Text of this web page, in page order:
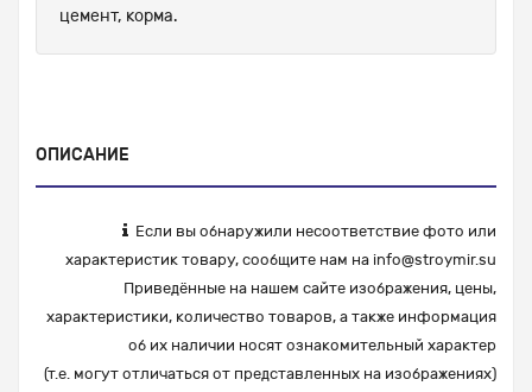
цемент, корма.
ОПИСАНИЕ
Если вы обнаружили несоответствие фото или
характеристик товару, сообщите нам на info@stroymir.su
Приведённые на нашем сайте изображения, цены,
характеристики, количество товаров, а также информация
об их наличии носят ознакомительный характер
(т.е. могут отличаться от представленных на изображениях)